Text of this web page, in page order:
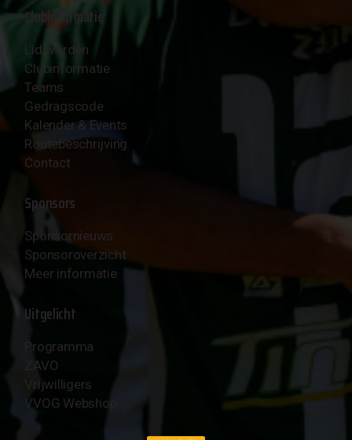
Clubinformatie
Lid worden
Clubinformatie
Teams
Gedragscode
Kalender & Events
Routebeschrijving
Contact
Sponsors
Sponsornieuws
Sponsoroverzicht
Meer informatie
Uitgelicht
Programma
ZAVO
Vrijwilligers
VVOG Webshop